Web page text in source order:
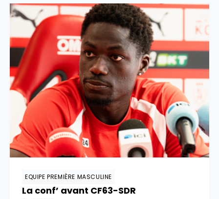
EQUIPE PREMIÈRE MASCULINE
La conf’ avant CF63-SDR